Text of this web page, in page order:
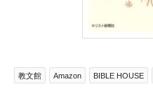
教文館 Amazon BIBLE HOUSE